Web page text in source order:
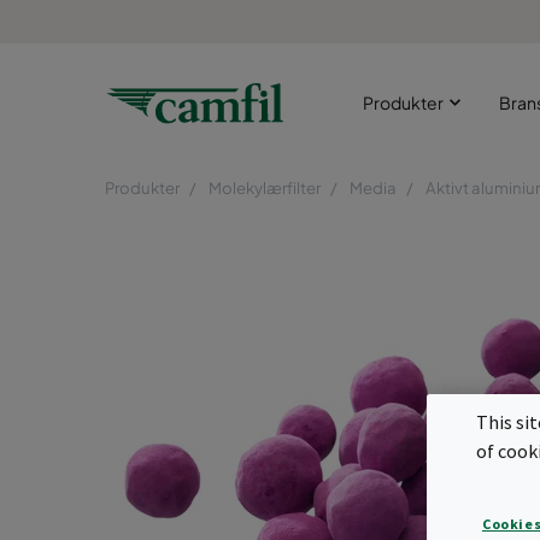
Produkter
Produkter Molekylærfilter Media Aktivt
This
of